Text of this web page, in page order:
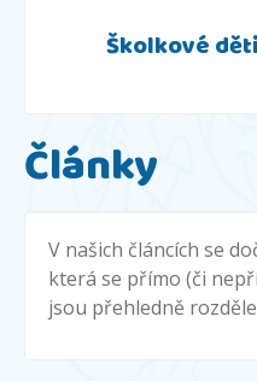
Školkové děti
Články
V našich článcích se
která se přímo (či
jsou přehledně